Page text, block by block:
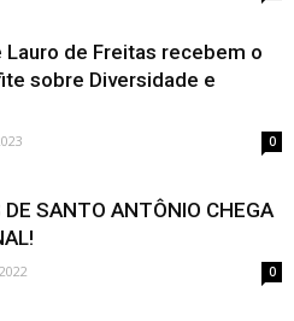
Lauro de Freitas recebem o
sobre Diversidade e
0
SANTO ANTÔNIO CHEGA
0